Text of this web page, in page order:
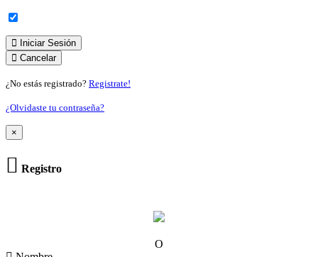
Iniciar Sesión
Cancelar
¿No estás registrado? Registrate!
¿Olvidaste tu contraseña?
×
Registro
O